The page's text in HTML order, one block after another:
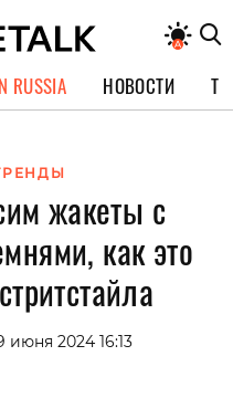
RUSSIA НОВОСТИ
жакеты с
как это
июня 2024 16:13